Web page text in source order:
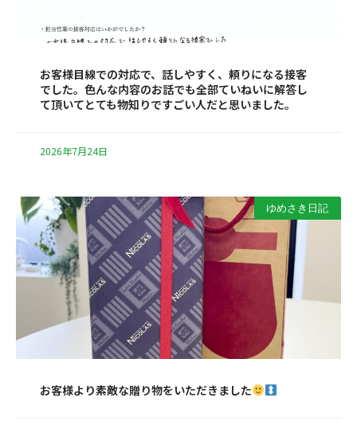
お客様目線での対応で、話しやすく、頼りになる接客
でした。色んな内容のお話でも全部ていねいに解答し
て頂いてとても物知りですごい人だと思いました。
2026年7月24日
ゆめさき日記
お客様より素敵な贈り物をいただきました